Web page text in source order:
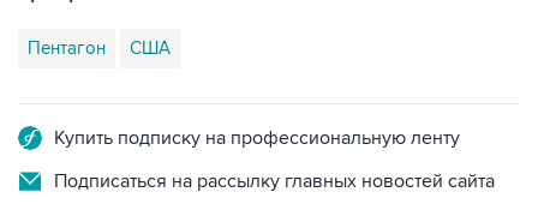
Пентагон США
Купить подписку на профессиональную ленту
Подписаться на рассылку главных новостей сайта